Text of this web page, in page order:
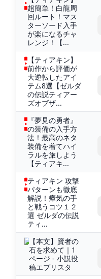
超簡単！白龍周
回ルート！マス
ターソード入手
が楽になるチャ
レンジ！【...
【ティアキン】
前作から評価が
大逆転したアイ
テム8選【ゼルダ
の伝説ティアー
ズオブザ...
『夢見の勇者』
の装備の入手方
法！最高のネタ
装備を着てハイ
ラルを旅しよう
【ティアキ...
ティアキン 攻撃
パターンも徹底
解説！瘴気の手
と戦うコツ１２
選 ゼルダの伝説
ティ...
【本文】賢者の
石を求めて｜1
ページ - 小説投
稿エブリスタ